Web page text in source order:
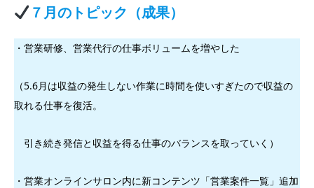
７月のトピック（成果）
・営業研修、営業代行の仕事ボリュームを増やした
（5.6月は収益の発生しない作業に時間を使いすぎたので収益の
取れる仕事を復活。
引き続き発信と収益を得る仕事のバランスを取っていく）
・営業オンラインサロン内に新コンテンツ「営業案件一覧」追加